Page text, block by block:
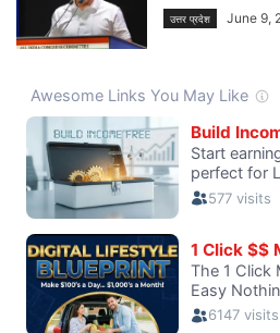
उत्तर प्रदेश June 9,